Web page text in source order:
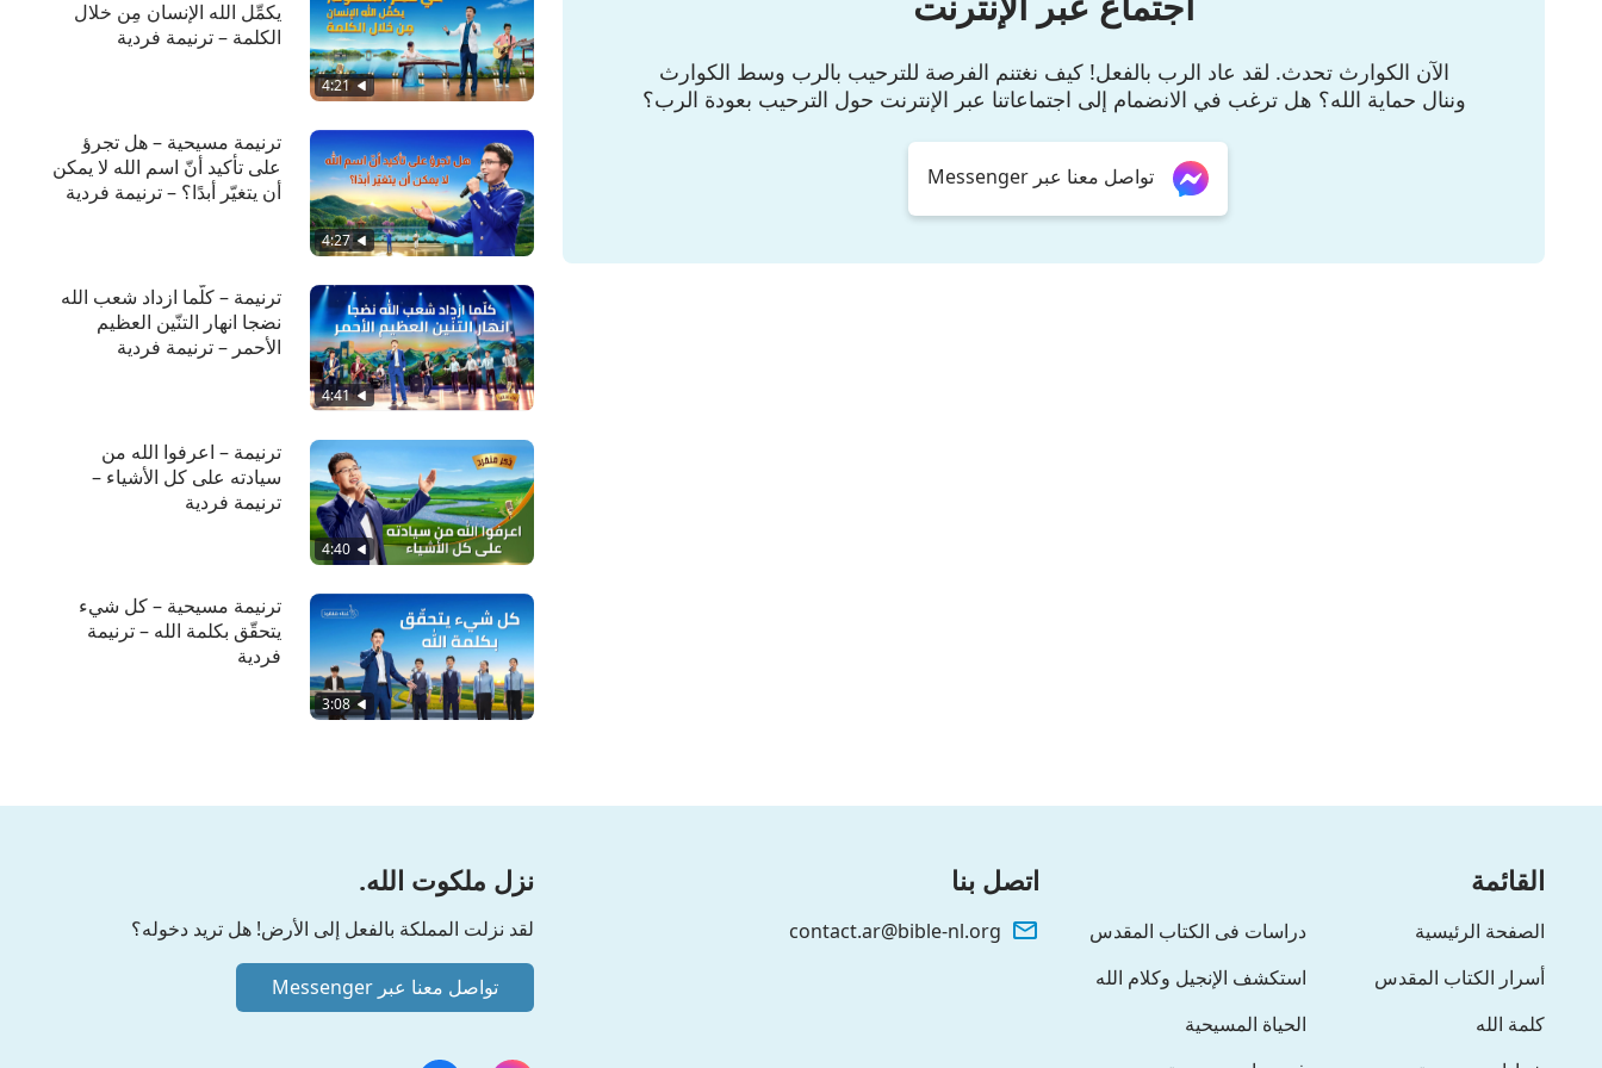
ليحلّ محلّه بأي حجّة أو وسيلة.
من بين كلّ الأشياء هو من له هذه الهوية،
هذه القوّة والسلطان، ويحكم كلّ شيء.
ثق بالله واتبعه وقدّسه واقبل سيادته
وارض اختياره لمصيرك واقبل سيادته.
إنه خيارك، خيارك الوحيد،
الآن الكوارث تحدث. لقد عاد الرب بالفعل! كيف نغتنم الفرصة للترحيب بالرب وسط الكوارث
وننال حماية الله؟ هل ترغب في الانضمام إلى اجتماعاتنا عبر الإنترنت حول الترحيب بعودة الرب؟
تواصل معنا عبر Messenger
4:21
يكمِّل الله الإنسان مِن خلال
الكلمة – ترنيمة فردية
4:27
ترنيمة مسيحية – هل تجرؤ
على تأكيد أنّ اسم الله لا يمكن
أن يتغيّر أبدًا؟ – ترنيمة فردية
4:41
ترنيمة – كلّما ازداد شعب الله
نضجا انهار التنّين العظيم
الأحمر – ترنيمة فردية
4:40
ترنيمة – اعرفوا الله من
سيادته على كل الأشياء –
ترنيمة فردية
3:08
ترنيمة مسيحية – كل شيء
يتحقّق بكلمة الله – ترنيمة
فردية
القائمة
الصفحة الرئيسية
دراسات فى الكتاب المقدس
أسرار الكتاب المقدس
استكشف الإنجيل وكلام الله
كلمة الله
الحياة المسيحية
اتصل بنا
contact.ar@bible-nl.org
نزل ملكوت الله.
لقد نزلت المملكة بالفعل إلى الأرض! هل تريد دخوله؟
تواصل معنا عبر Messenger